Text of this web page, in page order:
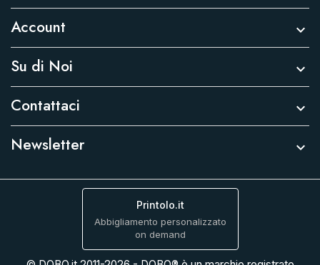
Account 
Su di Noi 
Contattaci 
Newsletter 
Printolo.it
Abbigliamento personalizzato
on demand